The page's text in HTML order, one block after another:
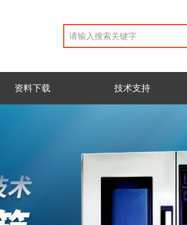
资料下载 技术支持